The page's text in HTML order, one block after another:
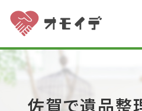
佐賀で遺品整